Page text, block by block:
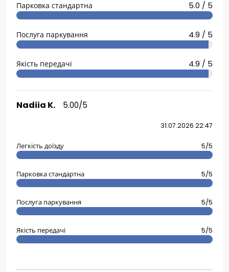
Парковка стандартна 5.0 / 5
Послуга паркування 4.9 / 5
Якість передачі 4.9 / 5
Nadiia K. 5.00/5
31.07.2026 22:47
Легкість доїзду 5/5
Парковка стандартна 5/5
Послуга паркування 5/5
Якість передачі 5/5